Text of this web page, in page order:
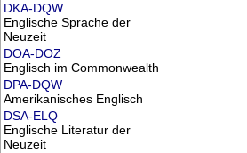
DKA-DQW
Englische Sprache der
Neuzeit
DOA-DOZ
Englisch im Commonwealth
DPA-DQW
Amerikanisches Englisch
DSA-ELQ
Englische Literatur der
Neuzeit